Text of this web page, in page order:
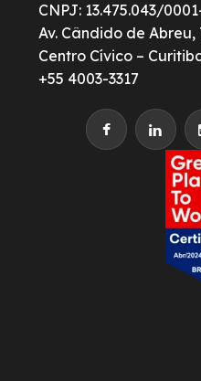
CNPJ: 13.475.043/
Av. Cândido de Abreu,
Centro Cívico –
+55 4003-3317